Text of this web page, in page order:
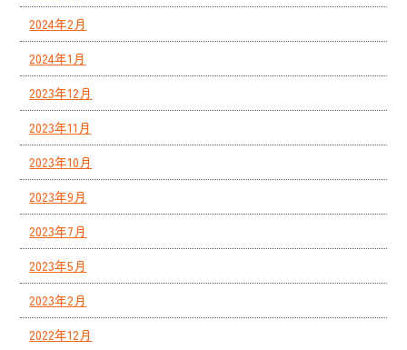
2024年2月
2024年1月
2023年12月
2023年11月
2023年10月
2023年9月
2023年7月
2023年5月
2023年2月
2022年12月